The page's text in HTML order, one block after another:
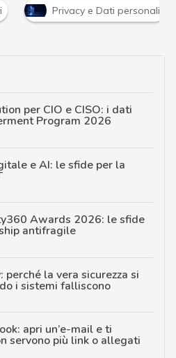
Privacy e Dati personali
per CIO e CISO: i dati
Program 2026
e AI: le sfide per la
Awards 2026: le sfide
antifragile
perché la vera sicurezza si
i sistemi falliscono
apri un’e-mail e ti
servono più link o allegati